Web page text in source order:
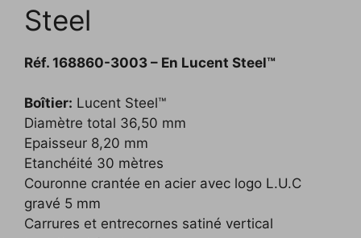
Steel
Réf. 168860-3003 – En Lucent Steel™
Boîtier: Lucent Steel™
Diamètre total 36,50 mm
Epaisseur 8,20 mm
Etanchéité 30 mètres
Couronne crantée en acier avec logo L.U.C
gravé 5 mm
Carrures et entrecornes satiné vertical